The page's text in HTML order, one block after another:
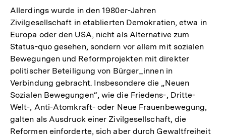
Allerdings wurde in den 1980er-Jahren
Zivilgesellschaft in etablierten Demokratien, etwa in
Europa oder den USA, nicht als Alternative zum
Status-quo gesehen, sondern vor allem mit sozialen
Bewegungen und Reformprojekten mit direkter
politischer Beteiligung von Bürger_innen in
Verbindung gebracht. Insbesondere die „Neuen
Sozialen Bewegungen“, wie die Friedens-, Dritte-
Welt-, Anti-Atomkraft- oder Neue Frauenbewegung,
galten als Ausdruck einer Zivilgesellschaft, die
Reformen einforderte, sich aber durch Gewaltfreiheit